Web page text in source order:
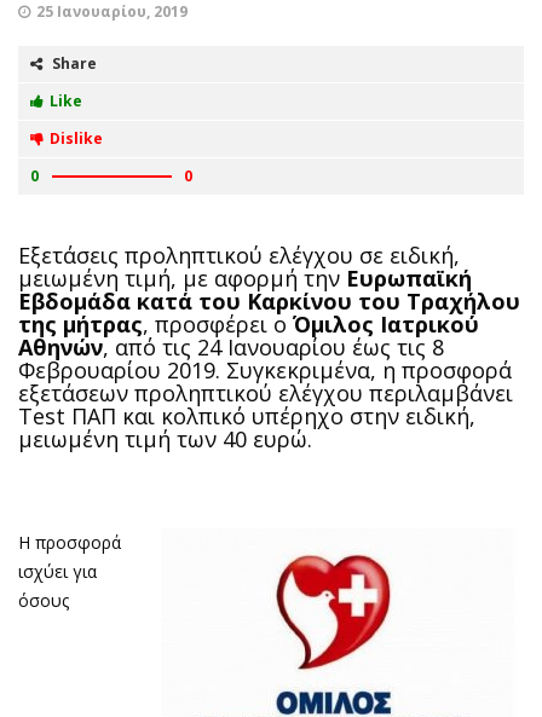
25 Ιανουαρίου, 2019
Share
Like
Dislike
0
0
Εξετάσεις προληπτικού ελέγχου σε ειδική,
μειωμένη τιμή, με αφορμή την Ευρωπαϊκή
Εβδομάδα κατά του Καρκίνου του Τραχήλου
της μήτρας, προσφέρει ο Όμιλος Ιατρικού
Αθηνών, από τις 24 Ιανουαρίου έως τις 8
Φεβρουαρίου 2019. Συγκεκριμένα, η προσφορά
εξετάσεων προληπτικού ελέγχου περιλαμβάνει
Test ΠΑΠ και κολπικό υπέρηχο στην ειδική,
μειωμένη τιμή των 40 ευρώ.
Η προσφορά
ισχύει για
όσους